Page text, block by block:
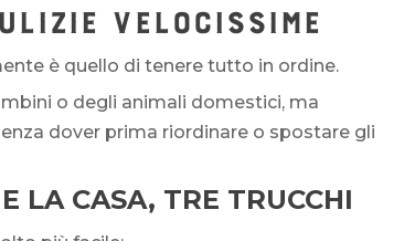
VELOCISSIME
è quello di tenere tutto in ordine.
o degli animali domestici, ma
dover prima riordinare o spostare gli
LA CASA, TRE TRUCCHI